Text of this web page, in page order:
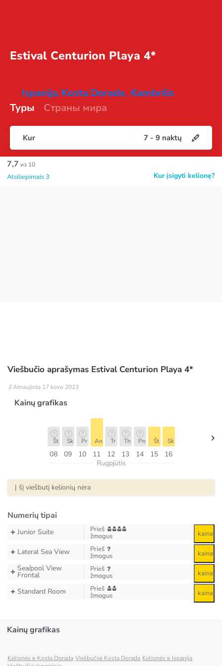
Estival Centurion Playa 4*
Ispanija, Kosta Dorada , Kambrilis
Туры
Страны мира
Kur 7 - 9 naktų
Kur įsigyti kelionę?
7,7 из 10
Atsiliepimais 3
Viešbučio aprašymas Estival Centurion Playa 4*
// Atnaujinta 17 kovo 2023
Kainų grafikas
08
Št
09
Sk
10
Pr
11
An
12
Tr
13
Th
14
Pn
15
Št
16
Sk
Rugpjūtis
Į šį viešbutį kelionių nėra
Numerių tipai
Junior Suite Prieš
žmogus kaina
Lateral Sea View Prieš
žmogus kaina
Sea/pool View
Frontal
Prieš
žmogus kaina
Standard Room Prieš
žmogus kaina
Kainų grafikas
Kelionės в Kosta Dorada Viešbučiai Kosta Dorada Kelionės в Ispanija